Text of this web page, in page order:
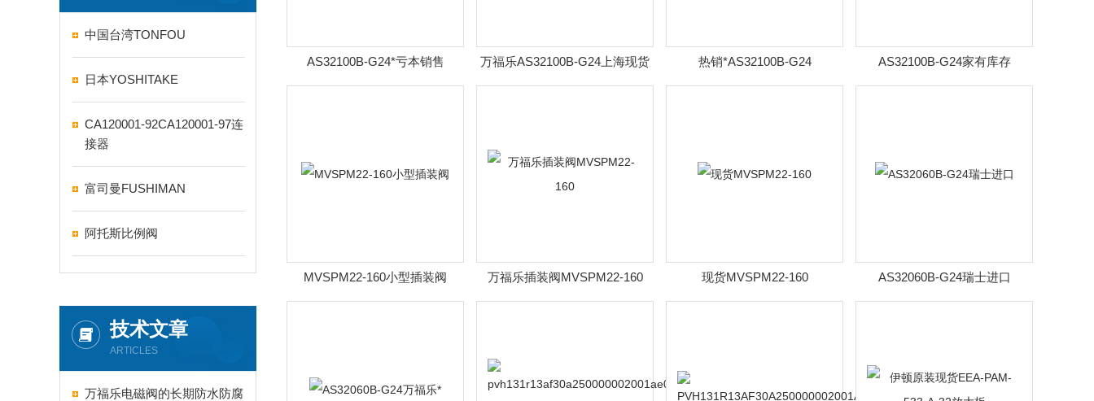
中国台湾TONFOU
日本YOSHITAKE
CA120001-92CA120001-97连
接器
富司曼FUSHIMAN
阿托斯比例阀
技术文章
ARTICLES
万福乐电磁阀的长期防水防腐
AS32100B-G24*亏本销售 万福乐AS32100B-G24上海现货 热销*AS32100B-G24 AS32100B-G24家有库存
MVSPM22-160小型插装阀 万福乐插装阀MVSPM22-160 现货MVSPM22-160 AS32060B-G24瑞士进口